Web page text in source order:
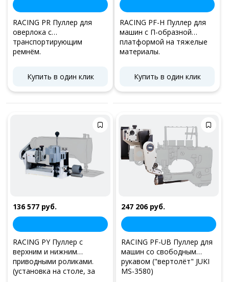
RACING PR Пуллер для
оверлока с
транспортирующим
ремнём.
Купить в один клик
RACING PF-H Пуллер для
машин с П-образной
платформой на тяжелые
материалы.
Купить в один клик
136 577 руб.
RACING PY Пуллер с
верхним и нижним
приводными роликами.
(установка на столе, за
247 206 руб.
RACING PF-UB Пуллер для
машин со свободным
рукавом ("вертолёт" JUKI
MS-3580)